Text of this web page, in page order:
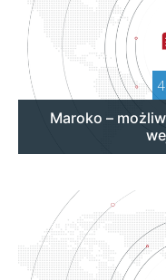
Maroko –